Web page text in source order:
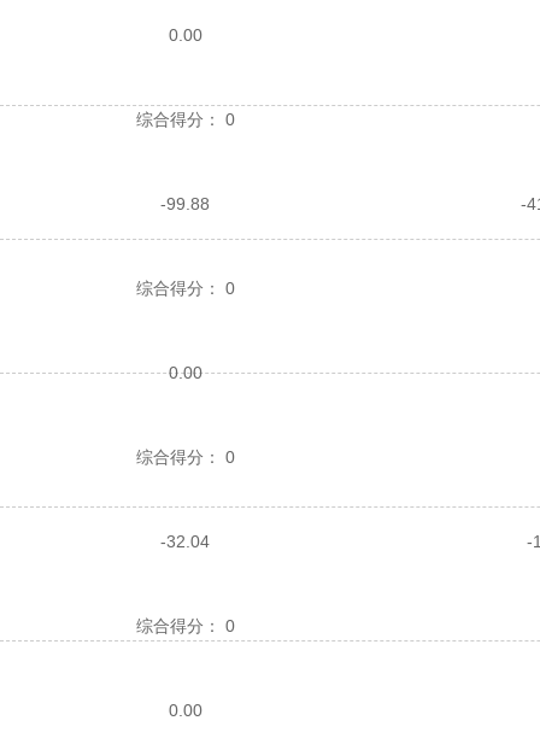
0.00
综合得分： 0
-99.88 -
综合得分： 0
0.00
综合得分： 0
-32.04 -
综合得分： 0
0.00